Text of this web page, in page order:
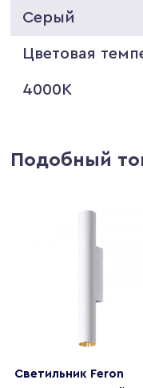
Серый
Цветовая
4000K
Подобный
Светильник Feron